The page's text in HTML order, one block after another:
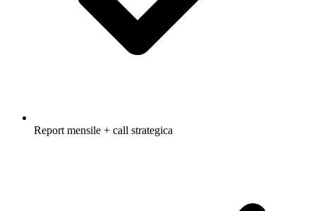
Report mensile + call strategica